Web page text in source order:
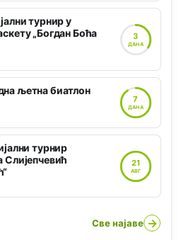
турнир у
„Богдан Боћа
3
ДАНА
љетна биатлон
7
ДАНА
турнир
Слијепчевић
21
АВГ
Све најаве →